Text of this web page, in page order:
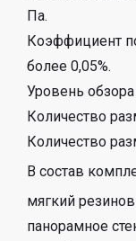
Па.
Коэффициент
более 0,05%.
Уровень
Количество
Количество
В состав
мягкий
панорамное